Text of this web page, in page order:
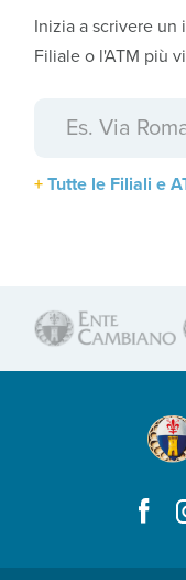
Inizia a scrivere
Filiale o l'ATM più
Tutte le Filiali e